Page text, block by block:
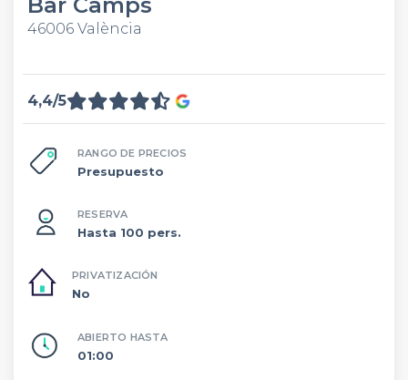
46006 València
4,4/5
RANGO DE PRECIOS
Presupuesto
RESERVA
Hasta 100 pers.
PRIVATIZACIÓN
No
ABIERTO HASTA
01:00